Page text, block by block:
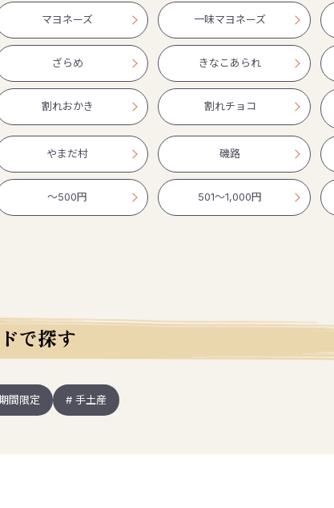
マヨネーズ 一味マヨネーズ
ざらめ きなこあられ
割れおかき 割れチョコ
やまだ村 磯路
〜500円 501〜1,000円
で探す
間限定 # 手土産